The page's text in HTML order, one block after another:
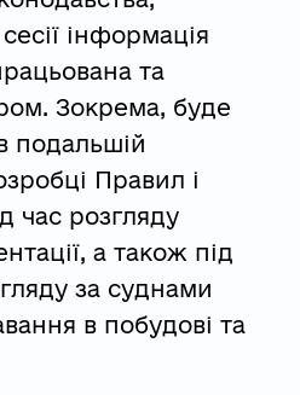
інформація
та
Зокрема, буде
подальшій
Правил і
час розгляду
а також під
за суднами
в побудові та